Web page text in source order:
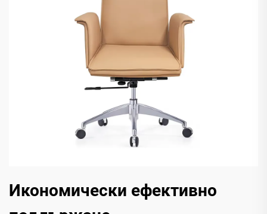
Икономически ефективно